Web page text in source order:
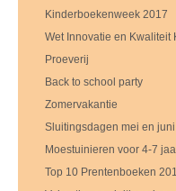
Kinderboekenweek 2017
Wet Innovatie en Kwaliteit
Proeverij
Back to school party
Zomervakantie
Sluitingsdagen mei en
Moestuinieren voor 4-7
Top 10 Prentenboeken